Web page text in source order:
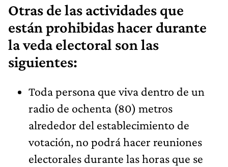
Otras de las actividades que
están prohibidas hacer durante
la veda electoral son las
siguientes:
Toda persona que viva dentro de un
radio de ochenta (80) metros
alrededor del establecimiento de
votación, no podrá hacer reuniones
electorales durante las horas que se